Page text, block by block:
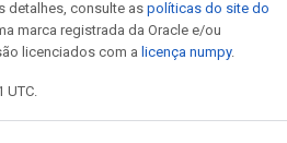
detalhes, consulte as políticas do site do
marca registrada da Oracle e/ou
licenciados com a licença numpy.
UTC.